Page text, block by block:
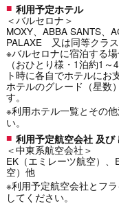
利用予定ホテル
＜バルセロナ＞
MOXY、ABBA SANTS、
PALAXE 又は同等クラス
※バルセロナに宿泊する
（おひとり様・1泊約1
ト時に各自でホテルにお
ホテルのグレード（星数
す。
※利用ホテル一覧とその
い。
利用予定航空会社 及
＜中東系航空会社＞
EK（エミレーツ航空）
空）他
※利用予定航空会社とフ
してください。